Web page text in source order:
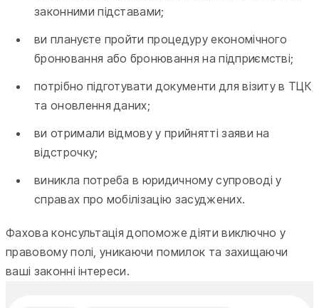
законними підставами;
ви плануєте пройти процедуру економічного
бронювання або бронювання на підприємстві;
потрібно підготувати документи для візиту в ТЦК
та оновлення даних;
ви отримали відмову у прийнятті заяви на
відстрочку;
виникла потреба в юридичному супроводі у
справах про мобілізацію засуджених.
Фахова консультація допоможе діяти виключно у
правовому полі, уникаючи помилок та захищаючи
ваші законні інтереси.